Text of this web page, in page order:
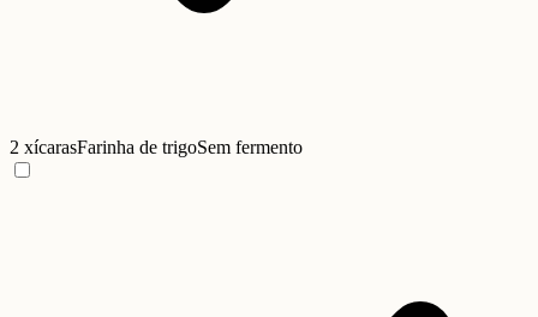
2 xícarasFarinha de trigoSem fermento